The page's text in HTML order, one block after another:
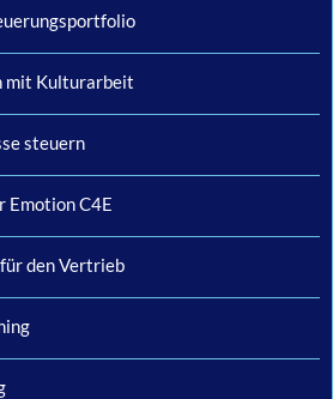
mit Kulturarbeit
steuern
Emotion C4E
den Vertrieb